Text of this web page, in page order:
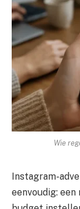
Wie
Instagram-
eenvoudig: